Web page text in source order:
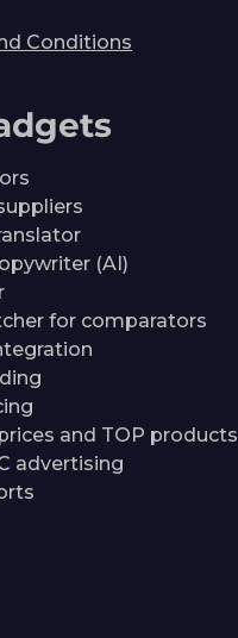
Conditions
(AI)
for comparators
and TOP products
advertising